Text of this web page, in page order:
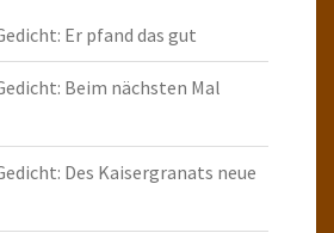
Er pfand das gut
Beim nächsten Mal
Des Kaisergranats neue